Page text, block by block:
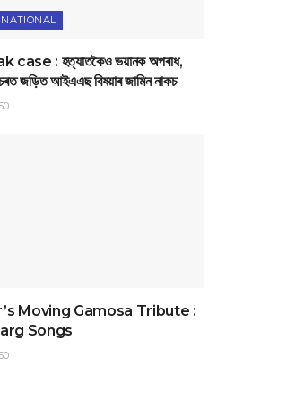
: হত্যাতকৈও ভয়ানক অপৰাধ,
জড়িত আইএএছ বিষয়াৰ জামিন নাকচ
Moving Gamosa Tribute :
Songs